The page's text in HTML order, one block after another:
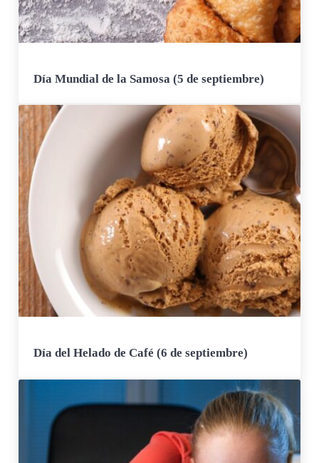
Día Mundial de la Samosa (5 de septiembre)
Día del Helado de Café (6 de septiembre)